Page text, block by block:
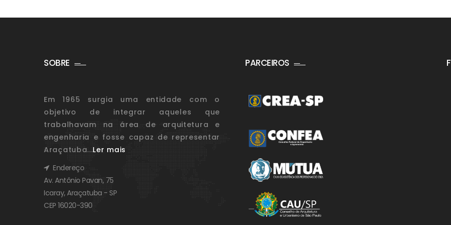
SOBRE
Em 1965 surgia uma entidade com o
objetivo de integrar aqueles que
trabalhavam na área de arquitetura e
engenharia e fosse capaz de representar
Araçatuba...Ler mais
Endereço
Av. Antônio Pavan, 75
Icaray, Araçatuba - SP
CEP 16020-390
PARCEIROS